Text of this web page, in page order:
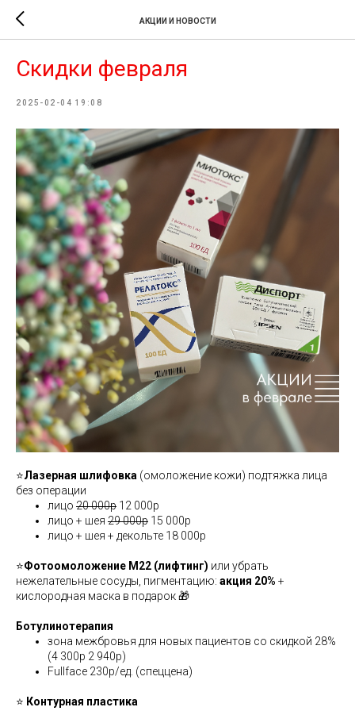
АКЦИИ И НОВОСТИ
Скидки февраля
2025-02-04 19:08
⭐️Лазерная шлифовка (омоложение кожи) подтяжка лица
без операции
лицо 20 000р 12 000р
лицо + шея 29 000р 15 000р
лицо + шея + декольте 18 000р
⭐️Фотоомоложение М22 (лифтинг) или убрать
нежелательные сосуды, пигментацию: акция 20% +
кислородная маска в подарок 🎁
Ботулинотерапия
зона межбровья для новых пациентов со скидкой 28%
(4 300р 2 940р)
Fullface 230р/ед. (спеццена)
⭐️ Контурная пластика